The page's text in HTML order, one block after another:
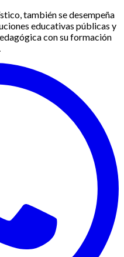
también se desempeña
educativas públicas y
con su formación